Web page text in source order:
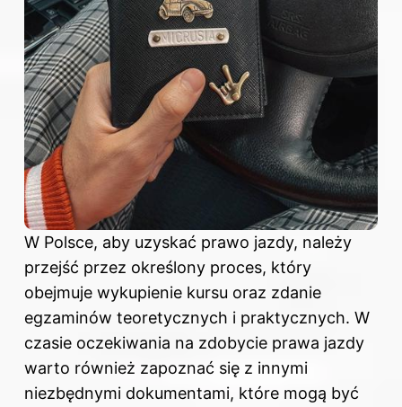
W Polsce, aby uzyskać prawo jazdy, należy
przejść przez określony proces, który
obejmuje wykupienie kursu oraz zdanie
egzaminów teoretycznych i praktycznych. W
czasie oczekiwania na zdobycie prawa jazdy
warto również zapoznać się z innymi
niezbędnymi dokumentami, które mogą być